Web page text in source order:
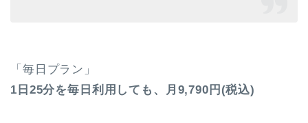
「毎日プラン」
1日25分を毎日利用しても、月9,790円(税込)